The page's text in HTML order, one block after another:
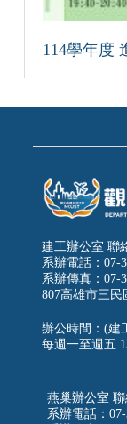
114學年度
建工辦公室 聯
系辦電話：07-
系辦傳真：07-
807高雄市三民
辦公時間：(建
每週一至週五
燕巢辦公室 聯
系辦電話：07-